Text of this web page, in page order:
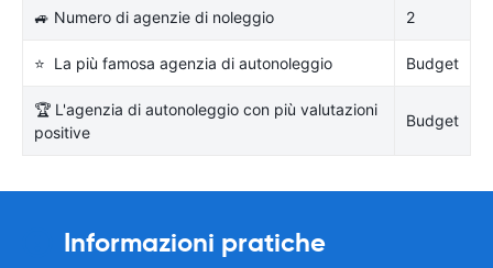
🚙 Numero di agenzie di noleggio 2
⭐ La più famosa agenzia di autonoleggio Budget
🏆 L'agenzia di autonoleggio con più valutazioni
positive
Budget
Informazioni pratiche